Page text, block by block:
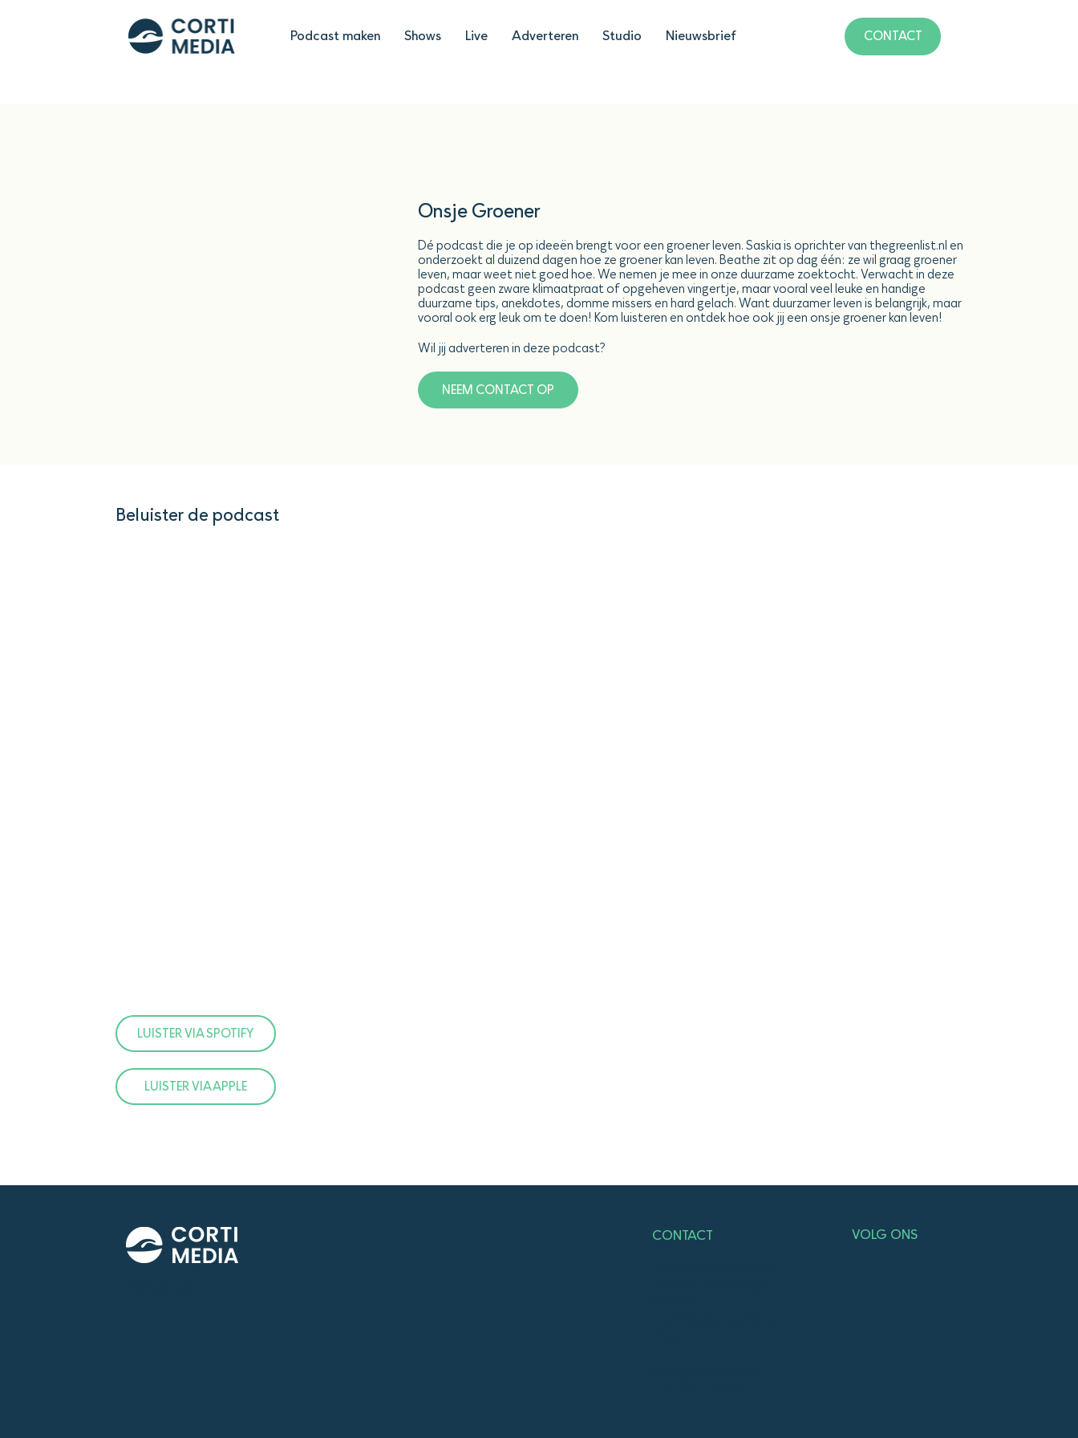
Podcast maken Shows Live Adverteren Studio Nieuwsbrief CONTACT
Onsje Groener
Dé podcast die je op ideeën brengt voor een groener leven. Saskia is oprichter van thegreenlist.nl en
onderzoekt al duizend dagen hoe ze groener kan leven. Beathe zit op dag één: ze wil graag groener
leven, maar weet niet goed hoe. We nemen je mee in onze duurzame zoektocht. Verwacht in deze
podcast geen zware klimaatpraat of opgeheven vingertje, maar vooral veel leuke en handige
duurzame tips, anekdotes, domme missers en hard gelach. Want duurzamer leven is belangrijk, maar
vooral ook erg leuk om te doen! Kom luisteren en ontdek hoe ook jij een onsje groener kan leven!
Wil jij adverteren in deze podcast?
NEEM CONTACT OP
Beluister de podcast
LUISTER VIA SPOTIFY
LUISTER VIA APPLE
CONTACT VOLG ONS